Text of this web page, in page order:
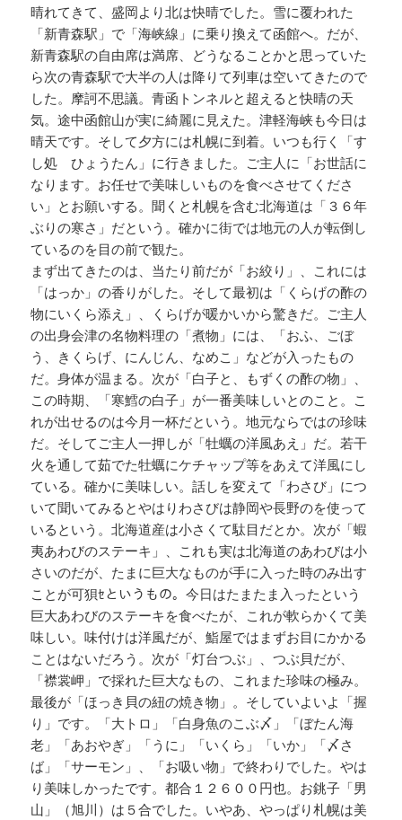
晴れてきて、盛岡より北は快晴でした。雪に覆われた
「新青森駅」で「海峡線」に乗り換えて函館へ。だが、
新青森駅の自由席は満席、どうなることかと思っていた
ら次の青森駅で大半の人は降りて列車は空いてきたので
した。摩訶不思議。青函トンネルと超えると快晴の天
気。途中函館山が実に綺麗に見えた。津軽海峡も今日は
晴天です。そして夕方には札幌に到着。いつも行く「す
し処 ひょうたん」に行きました。ご主人に「お世話に
なります。お任せで美味しいものを食べさせてくださ
い」とお願いする。聞くと札幌を含む北海道は「３６年
ぶりの寒さ」だという。確かに街では地元の人が転倒し
ているのを目の前で観た。
まず出てきたのは、当たり前だが「お絞り」、これには
「はっか」の香りがした。そして最初は「くらげの酢の
物にいくら添え」、くらげが暖かいから驚きだ。ご主人
の出身会津の名物料理の「煮物」には、「おふ、ごぼ
う、きくらげ、にんじん、なめこ」などが入ったもの
だ。身体が温まる。次が「白子と、もずくの酢の物」、
この時期、「寒鱈の白子」が一番美味しいとのこと。こ
れが出せるのは今月一杯だという。地元ならではの珍味
だ。そしてご主人一押しが「牡蠣の洋風あえ」だ。若干
火を通して茹でた牡蠣にケチャップ等をあえて洋風にし
ている。確かに美味しい。話しを変えて「わさび」につ
いて聞いてみるとやはりわさびは静岡や長野のを使って
いるという。北海道産は小さくて駄目だとか。次が「蝦
夷あわびのステーキ」、これも実は北海道のあわびは小
さいのだが、たまに巨大なものが手に入った時のみ出す
ことが可狽ｾというもの。今日はたまたま入ったという
巨大あわびのステーキを食べたが、これが軟らかくて美
味しい。味付けは洋風だが、鮨屋ではまずお目にかかる
ことはないだろう。次が「灯台つぶ」、つぶ貝だが、
「襟裳岬」で採れた巨大なもの、これまた珍味の極み。
最後が「ほっき貝の紐の焼き物」。そしていよいよ「握
り」です。「大トロ」「白身魚のこぶ〆」「ぼたん海
老」「あおやぎ」「うに」「いくら」「いか」「〆さ
ば」「サーモン」、「お吸い物」で終わりでした。やは
り美味しかったです。都合１２６００円也。お銚子「男
山」（旭川）は５合でした。いやあ、やっぱり札幌は美